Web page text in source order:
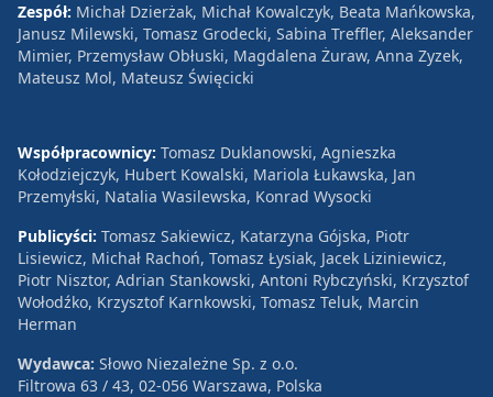
Zespół: Michał Dzierżak, Michał Kowalczyk, Beata Mańkowska,
Janusz Milewski, Tomasz Grodecki, Sabina Treffler, Aleksander
Mimier, Przemysław Obłuski, Magdalena Żuraw, Anna Zyzek,
Mateusz Mol, Mateusz Święcicki
Współpracownicy: Tomasz Duklanowski, Agnieszka
Kołodziejczyk, Hubert Kowalski, Mariola Łukawska, Jan
Przemyłski, Natalia Wasilewska, Konrad Wysocki
Publicyści: Tomasz Sakiewicz, Katarzyna Gójska, Piotr
Lisiewicz, Michał Rachoń, Tomasz Łysiak, Jacek Liziniewicz,
Piotr Nisztor, Adrian Stankowski, Antoni Rybczyński, Krzysztof
Wołodźko, Krzysztof Karnkowski, Tomasz Teluk, Marcin
Herman
Wydawca: Słowo Niezależne Sp. z o.o.
Filtrowa 63 / 43, 02-056 Warszawa, Polska